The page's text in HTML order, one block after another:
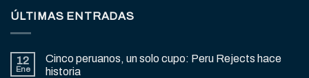
ÚLTIMAS ENTRADAS
12
Ene
Cinco peruanos, un solo cupo: Peru Rejects hace
historia